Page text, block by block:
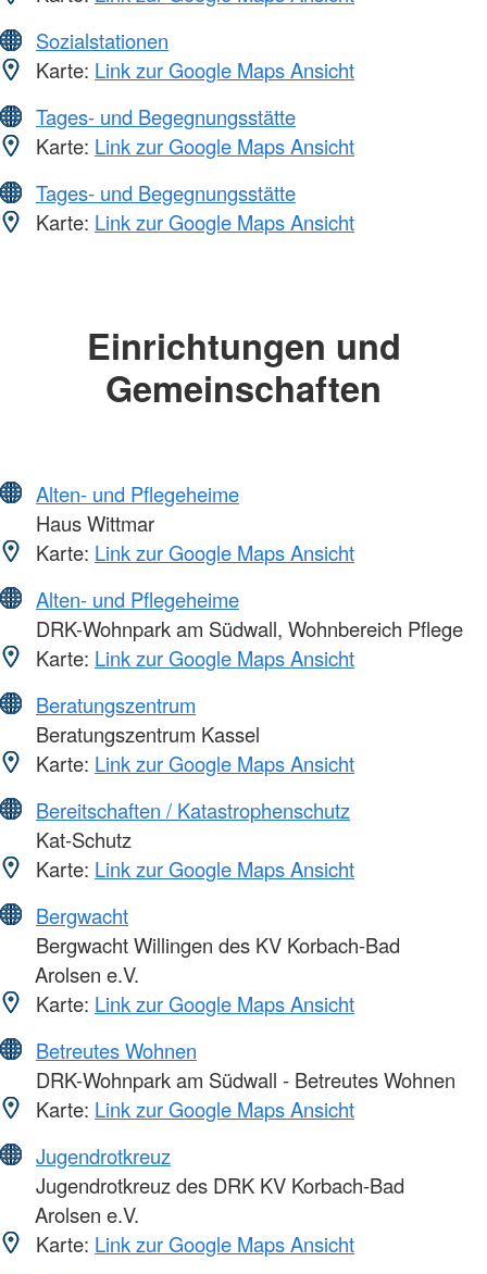
Sozialstationen
Karte: Link zur Google Maps Ansicht
Tages- und Begegnungsstätte
Karte: Link zur Google Maps Ansicht
Tages- und Begegnungsstätte
Karte: Link zur Google Maps Ansicht
Einrichtungen und
Gemeinschaften
Alten- und Pflegeheime
Haus Wittmar
Karte: Link zur Google Maps Ansicht
Alten- und Pflegeheime
DRK-Wohnpark am Südwall, Wohnbereich Pflege
Karte: Link zur Google Maps Ansicht
Beratungszentrum
Beratungszentrum Kassel
Karte: Link zur Google Maps Ansicht
Bereitschaften / Katastrophenschutz
Kat-Schutz
Karte: Link zur Google Maps Ansicht
Bergwacht
Bergwacht Willingen des KV Korbach-Bad
Arolsen e.V.
Karte: Link zur Google Maps Ansicht
Betreutes Wohnen
DRK-Wohnpark am Südwall - Betreutes Wohnen
Karte: Link zur Google Maps Ansicht
Jugendrotkreuz
Jugendrotkreuz des DRK KV Korbach-Bad
Arolsen e.V.
Karte: Link zur Google Maps Ansicht